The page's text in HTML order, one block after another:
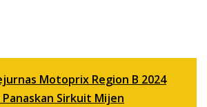
Motoprix Region B 2024
Sirkuit Mijen